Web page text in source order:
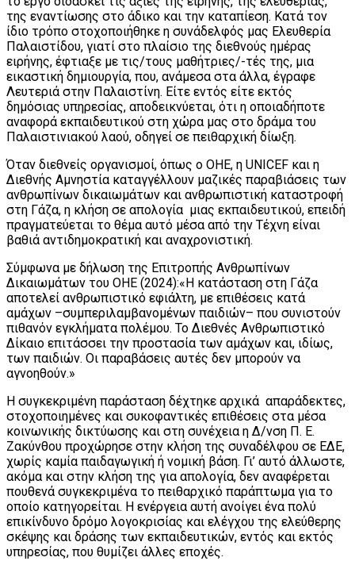
της εναντίωσης στο άδικο και την καταπίεση. Κατά τον
ίδιο τρόπο στοχοποιήθηκε η συνάδελφός μας Ελευθερία
Παλαιστίδου, γιατί στο πλαίσιο της διεθνούς ημέρας
ειρήνης, έφτιαξε με τις/τους μαθήτριες/-τές της, μια
εικαστική δημιουργία, που, ανάμεσα στα άλλα, έγραφε
Λευτεριά στην Παλαιστίνη. Είτε εντός είτε εκτός
δημόσιας υπηρεσίας, αποδεικνύεται, ότι η οποιαδήποτε
αναφορά εκπαιδευτικού στη χώρα μας στο δράμα του
Παλαιστινιακού λαού, οδηγεί σε πειθαρχική δίωξη.
Όταν διεθνείς οργανισμοί, όπως ο ΟΗΕ, η UNICEF και η
Διεθνής Αμνηστία καταγγέλλουν μαζικές παραβιάσεις των
ανθρωπίνων δικαιωμάτων και ανθρωπιστική καταστροφή
στη Γάζα, η κλήση σε απολογία μιας εκπαιδευτικού, επειδή
πραγματεύεται το θέμα αυτό μέσα από την Τέχνη είναι
βαθιά αντιδημοκρατική και αναχρονιστική.
Σύμφωνα με δήλωση της Επιτροπής Ανθρωπίνων
Δικαιωμάτων του ΟΗΕ (2024):«Η κατάσταση στη Γάζα
αποτελεί ανθρωπιστικό εφιάλτη, με επιθέσεις κατά
αμάχων –συμπεριλαμβανομένων παιδιών– που συνιστούν
πιθανόν εγκλήματα πολέμου. Το Διεθνές Ανθρωπιστικό
Δίκαιο επιτάσσει την προστασία των αμάχων και, ιδίως,
των παιδιών. Οι παραβάσεις αυτές δεν μπορούν να
αγνοηθούν.»
Η συγκεκριμένη παράσταση δέχτηκε αρχικά απαράδεκτες,
στοχοποιημένες και συκοφαντικές επιθέσεις στα μέσα
κοινωνικής δικτύωσης και στη συνέχεια η Δ/νση Π. Ε.
Ζακύνθου προχώρησε στην κλήση της συναδέλφου σε ΕΔΕ,
χωρίς καμία παιδαγωγική ή νομική βάση. Γι’ αυτό άλλωστε,
ακόμα και στην κλήση της για απολογία, δεν αναφέρεται
πουθενά συγκεκριμένα το πειθαρχικό παράπτωμα για το
οποίο κατηγορείται. Η ενέργεια αυτή ανοίγει ένα πολύ
επικίνδυνο δρόμο λογοκρισίας και ελέγχου της ελεύθερης
σκέψης και δράσης των εκπαιδευτικών, εντός και εκτός
υπηρεσίας, που θυμίζει άλλες εποχές.